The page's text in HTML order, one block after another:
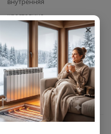
крестовина
полипропилен
комбинированный
110
67,5
×